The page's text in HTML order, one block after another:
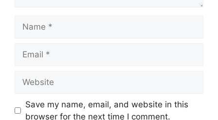
Save my name, email, and website in this
browser for the next time I comment.